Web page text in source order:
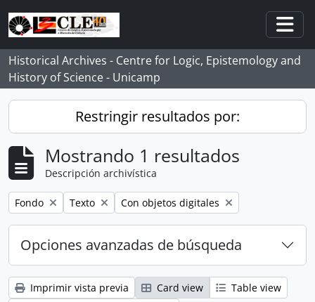
Skip to main content
Historical Archives - Centre for Logic, Epistemology and
History of Science - Unicamp
Restringir resultados por:
Mostrando 1 resultados
Descripción archivística
Remove filter:
Fondo Remove filter:
Texto Remove filter:
Con objetos digitales
Opciones avanzadas de búsqueda
Imprimir vista previa Card view
Table view